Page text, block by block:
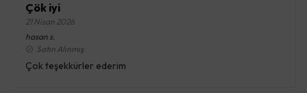
Çök iyi
21 Nisan 2026
hasan s.
Satın Alınmış
Çok teşekkürler ederim